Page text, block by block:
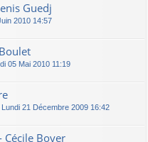
Guedj
2010 14:57
05 Mai 2010 11:19
Lundi 21 Décembre 2009 16:42
Cécile Boyer